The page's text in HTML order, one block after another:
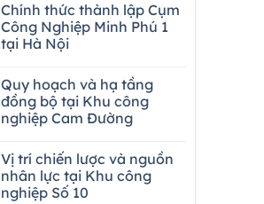
Chính thức thành lập Cụm
Công Nghiệp Minh Phú 1
tại Hà Nội
Quy hoạch và hạ tầng
đồng bộ tại Khu công
nghiệp Cam Đường
Vị trí chiến lược và nguồn
nhân lực tại Khu công
nghiệp Số 10